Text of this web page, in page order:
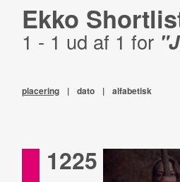
Ekko
1 - 1 ud af 1 for
placering | dato | alfabetisk
1225